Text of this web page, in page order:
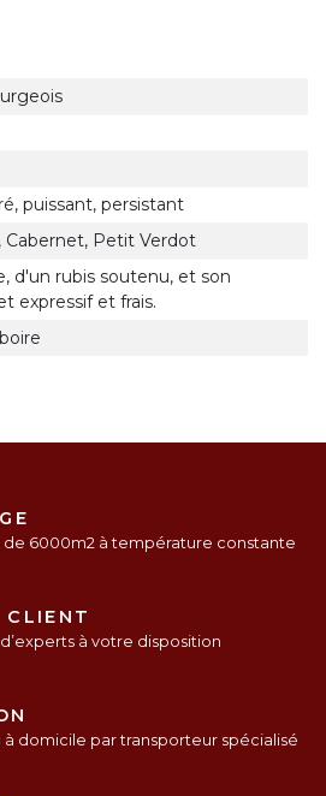
puissant, persistant
Cabernet, Petit Verdot
d'un rubis soutenu, et son
expressif et frais.
de 6000m2 à température constante
CLIENT
à votre disposition
à domicile par transporteur spécialisé